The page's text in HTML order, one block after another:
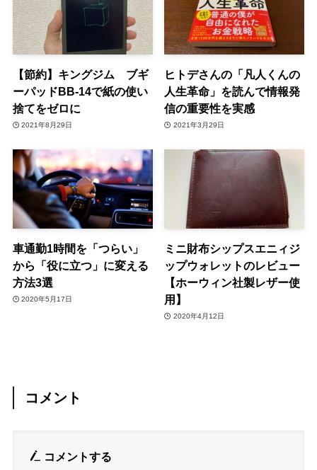
【節約】キングジム ブギ
ーパッドBB-14で紙の使い
捨てをゼロに
2021年8月29日
ヒトデさんの「凡人くんの
人生革命」を読んで情報発
信の重要性を実感
2021年3月29日
車通勤1時間を「つらい」
から「役に立つ」に変える
方法3選
2020年5月17日
ミニ財布シップスエニィジ
ップウォレットのレビュー
【ホーウィン社製レザー使
用】
2020年4月12日
コメント
コメントする